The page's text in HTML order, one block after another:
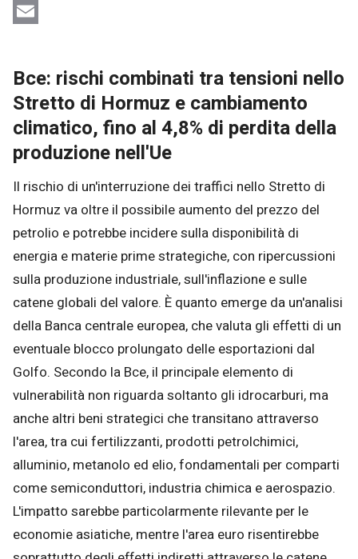
WhatsApp
Bce: rischi combinati tra tensioni nello
Stretto di Hormuz e cambiamento
climatico, fino al 4,8% di perdita della
produzione nell'Ue
Il rischio di un'interruzione dei traffici nello Stretto di
Hormuz va oltre il possibile aumento del prezzo del
petrolio e potrebbe incidere sulla disponibilità di
energia e materie prime strategiche, con ripercussioni
sulla produzione industriale, sull'inflazione e sulle
catene globali del valore. È quanto emerge da un'analisi
della Banca centrale europea, che valuta gli effetti di un
eventuale blocco prolungato delle esportazioni dal
Golfo. Secondo la Bce, il principale elemento di
vulnerabilità non riguarda soltanto gli idrocarburi, ma
anche altri beni strategici che transitano attraverso
l'area, tra cui fertilizzanti, prodotti petrolchimici,
alluminio, metanolo ed elio, fondamentali per comparti
come semiconduttori, industria chimica e aerospazio.
L'impatto sarebbe particolarmente rilevante per le
economie asiatiche, mentre l'area euro risentirebbe